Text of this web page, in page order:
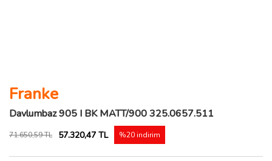
Franke
Davlumbaz 905 I BK MATT/900 325.0657.511
71.650,59 TL 57.320,47 TL %20 indirim